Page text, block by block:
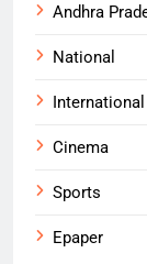
Andhra
National
International
Cinema
Sports
Epaper